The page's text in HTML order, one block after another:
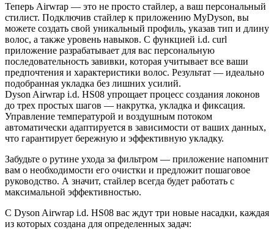
Теперь Airwrap — это не просто стайлер, а ваш персональный
стилист. Подключив стайлер к приложению MyDyson, вы
можете создать свой уникальный профиль, указав тип и длину
волос, а также уровень навыков. С функцией i.d. curl
приложение разрабатывает для вас персональную
последовательность завивки, которая учитывает все ваши
предпочтения и характеристики волос. Результат — идеально
подобранная укладка без лишних усилий.
Dyson Airwrap i.d. HS08 упрощает процесс создания локонов
до трех простых шагов — накрутка, укладка и фиксация.
Управление температурой и воздушным потоком
автоматически адаптируется в зависимости от ваших данных,
что гарантирует бережную и эффективную укладку.
Забудьте о рутине ухода за фильтром — приложение напомнит
вам о необходимости его очистки и предложит пошаговое
руководство. А значит, стайлер всегда будет работать с
максимальной эффективностью.
С Dyson Airwrap i.d. HS08 вас ждут три новые насадки, каждая
из которых создана для определенных задач: